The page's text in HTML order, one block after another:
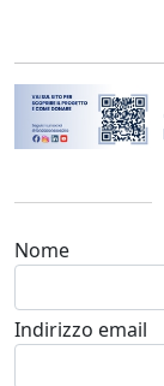
Nome
Indirizzo email